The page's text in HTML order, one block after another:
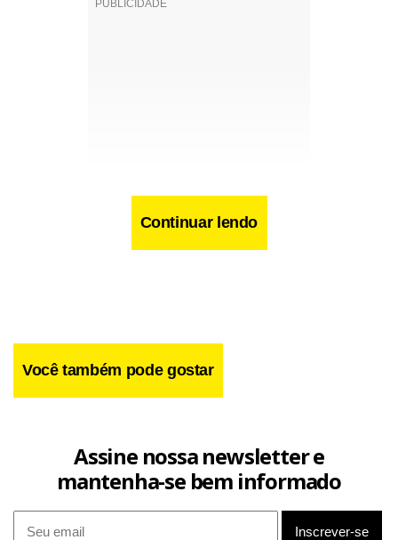
Facebook
WhatsApp
LinkedIn
Twitter
X
Continuar lendo
Você também pode gostar
Assine nossa newsletter e
mantenha-se bem informado